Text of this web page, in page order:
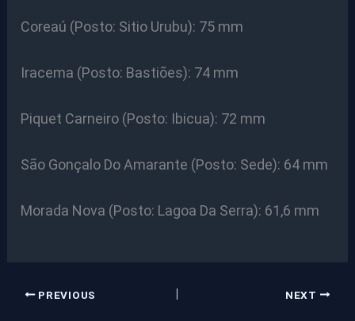
Coreaú (Posto: Sitio Urubu): 75 mm
Iracema (Posto: Bastiões): 74 mm
Piquet Carneiro (Posto: Ibicua): 72 mm
São Gonçalo Do Amarante (Posto: Sede): 64 mm
Morada Nova (Posto: Lagoa Da Serra): 61,6 mm
PREVIOUS NEXT